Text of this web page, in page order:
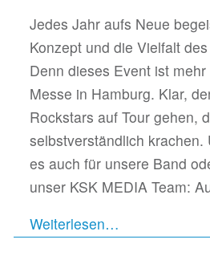
Jedes Jahr aufs Neue
Konzept und die Vielfalt
Denn dieses Event ist
Messe in Hamburg. Klar,
Rockstars auf Tour gehen,
selbstverständlich krachen.
es auch für unsere Band
unser KSK MEDIA Team:
Weiterlesen…